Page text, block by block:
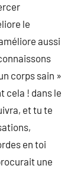
le
aussi
corps sain »
cela ! dans le
et tu te
en toi
une